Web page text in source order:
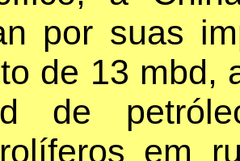
por suas
de 13 mbd,
de
em